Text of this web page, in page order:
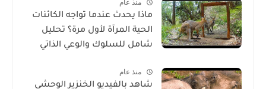
منذ عام
ماذا يحدث عندما تواجه الكائنات
الحية المرآة لأول مرة؟ تحليل
شامل للسلوك والوعي الذاتي
منذ عام
شاهد بالفيديو الخنزير الوحشي